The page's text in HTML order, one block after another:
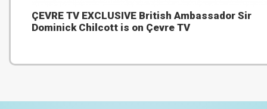
ÇEVRE TV EXCLUSIVE British Ambassador Sir
Dominick Chilcott is on Çevre TV